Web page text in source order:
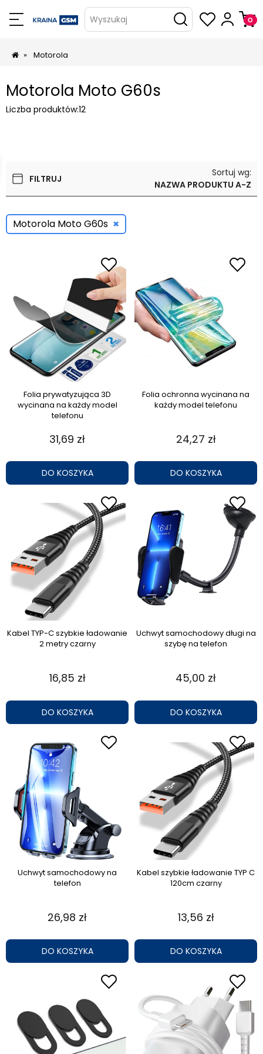
Wyszukaj
» Motorola
Motorola Moto G60s
Liczba produktów:12
FILTRUJ
Sortuj wg:
NAZWA PRODUKTU A-Z
Motorola Moto G60s ×
Folia prywatyzująca 3D
wycinana na każdy model
telefonu
31,69 zł
DO KOSZYKA
Folia ochronna wycinana na
każdy model telefonu
24,27 zł
DO KOSZYKA
Kabel TYP-C szybkie ładowanie
2 metry czarny
16,85 zł
DO KOSZYKA
Uchwyt samochodowy długi na
szybę na telefon
45,00 zł
DO KOSZYKA
Uchwyt samochodowy na
telefon
26,98 zł
DO KOSZYKA
Kabel szybkie ładowanie TYP C
120cm czarny
13,56 zł
DO KOSZYKA